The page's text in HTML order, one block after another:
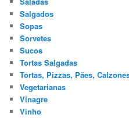
Salgados
Sopas
Sorvetes
Sucos
Tortas Salgadas
Tortas, Pizzas, Pães,
Vegetarianas
Vinagre
Vinho